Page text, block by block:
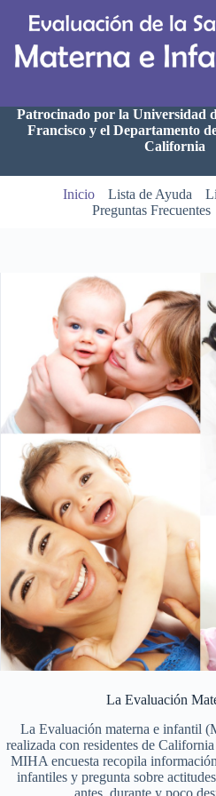
Patrocinado por la Universidad
Francisco y el Departamento
California
Inicio Lista de Ayuda
Preguntas Frecuentes
La Evaluación
La Evaluación materna e infantil
realizada con residentes de
MIHA encuesta recopila
infantiles y pregunta sobre
antes, durante y poco